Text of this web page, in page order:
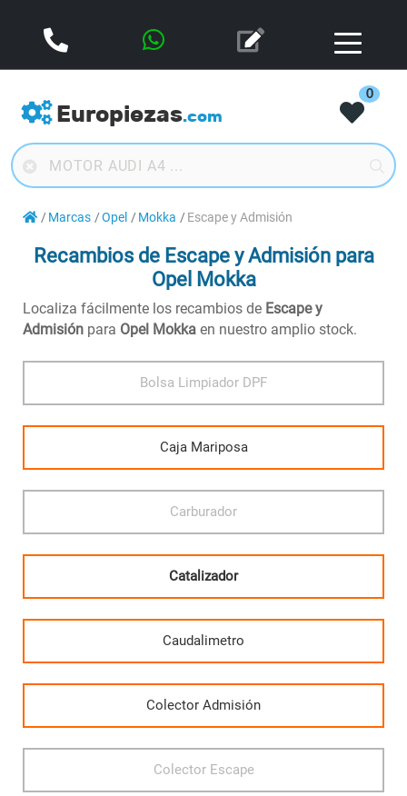
Europiezas.com
0
Marcas Opel Mokka Escape y Admisión
Recambios de Escape y Admisión para
Opel Mokka
Localiza fácilmente los recambios de Escape y
Admisión para Opel Mokka en nuestro amplio stock.
Bolsa Limpiador DPF
Caja Mariposa
Carburador
Catalizador
Caudalimetro
Colector Admisión
Colector Escape